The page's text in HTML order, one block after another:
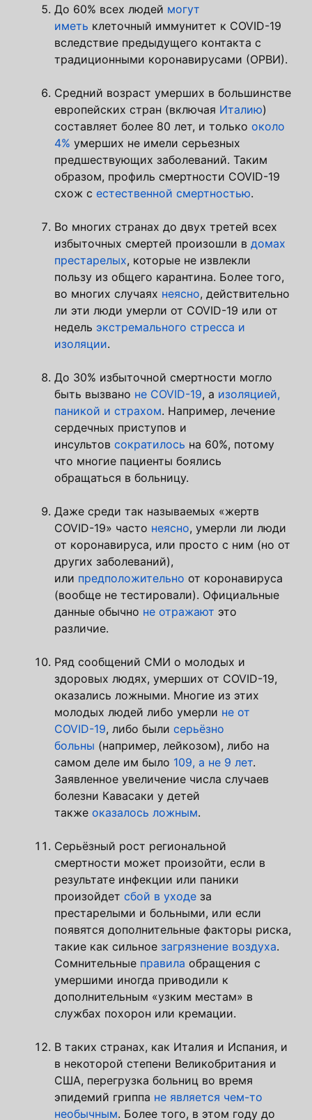
До 60% всех людей могут
иметь клеточный иммунитет к COVID-19
вследствие предыдущего контакта с
традиционными коронавирусами (ОРВИ).
Средний возраст умерших в большинстве
европейских стран (включая Италию)
составляет более 80 лет, и только около
4% умерших не имели серьезных
предшествующих заболеваний. Таким
образом, профиль смертности COVID-19
схож с естественной смертностью.
Во многих странах до двух третей всех
избыточных смертей произошли в домах
престарелых, которые не извлекли
пользу из общего карантина. Более того,
во многих случаях неясно, действительно
ли эти люди умерли от COVID-19 или от
недель экстремального стресса и
изоляции.
До 30% избыточной смертности могло
быть вызвано не COVID-19, а изоляцией,
паникой и страхом. Например, лечение
сердечных приступов и
инсультов сократилось на 60%, потому
что многие пациенты боялись
обращаться в больницу.
Даже среди так называемых «жертв
COVID-19» часто неясно, умерли ли люди
от коронавируса, или просто с ним (но от
других заболеваний),
или предположительно от коронавируса
(вообще не тестировали). Официальные
данные обычно не отражают это
различие.
Ряд сообщений СМИ о молодых и
здоровых людях, умерших от COVID-19,
оказались ложными. Многие из этих
молодых людей либо умерли не от
COVID-19, либо были серьёзно
больны (например, лейкозом), либо на
самом деле им было 109, а не 9 лет.
Заявленное увеличение числа случаев
болезни Кавасаки у детей
также оказалось ложным.
Серьёзный рост региональной
смертности может произойти, если в
результате инфекции или паники
произойдет сбой в уходе за
престарелыми и больными, или если
появятся дополнительные факторы риска,
такие как сильное загрязнение воздуха.
Сомнительные правила обращения с
умершими иногда приводили к
дополнительным «узким местам» в
службах похорон или кремации.
В таких странах, как Италия и Испания, и
в некоторой степени Великобритания и
США, перегрузка больниц во время
эпидемий гриппа не является чем-то
необычным. Более того, в этом году до